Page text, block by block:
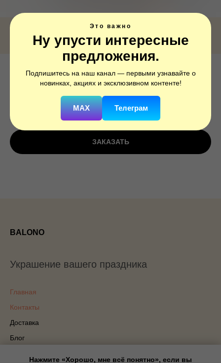
Это важно
Ну упусти интересные
предложения.
Подпишитесь на наш канал — первыми узнавайте о
новинках, акциях и эксклюзивном контенте!
MAX Телеграм
ПД ФИГУРА Собака голова
650
ЗАКАЗАТЬ
Нажмите «Хорошо, мне всё понятно», если вы
BALONO
Украшение вашего праздника
Главная
Контакты
Доставка
Блог